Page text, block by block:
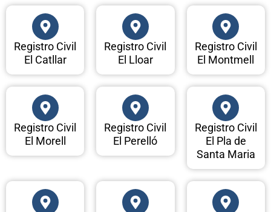
Registro Civil
El Catllar
Registro Civil
El Lloar
Registro Civil
El Montmell
Registro Civil
El Morell
Registro Civil
El Perelló
Registro Civil
El Pla de
Santa Maria